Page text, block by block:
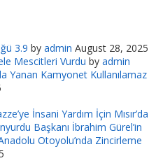
3.9 by admin August 28, 2025
Mescitleri Vurdu by admin
Yanan Kamyonet Kullanılamaz
İnsani Yardım İçin Mısır’da
Başkanı İbrahim Gürel’in
Otoyolu’nda Zincirleme